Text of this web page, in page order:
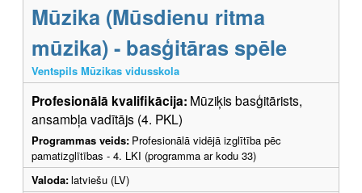
Mūzika (Mūsdienu ritma
mūzika) - basģitāras spēle
Ventspils Mūzikas vidusskola
Profesionālā kvalifikācija: Mūziķis basģitārists,
ansambļa vadītājs (4. PKL)
Programmas veids: Profesionālā vidējā izglītība pēc
pamatizglītības - 4. LKI (programma ar kodu 33)
Valoda:latviešu (LV)